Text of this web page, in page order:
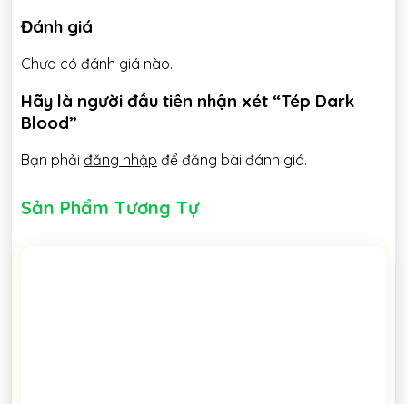
Đánh giá
Chưa có đánh giá nào.
Hãy là người đầu tiên nhận xét “Tép Dark
Blood”
Bạn phải đăng nhập để đăng bài đánh giá.
Sản Phẩm Tương Tự